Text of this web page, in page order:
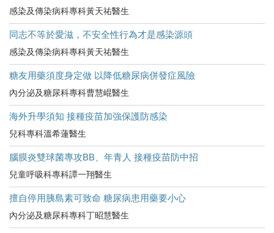
感染及傳染病科專科黃天祐醫生
同志不等於愛滋，不安全性行為才是感染源頭
感染及傳染病科專科黃天祐醫生
糖友用藥須度身定做 以降低糖尿病併發症風險
內分泌及糖尿科專科曹慧崐醫生
海外升學須知 接種疫苗加強保護防感染
兒科專科溫希蓮醫生
腦膜炎雙球菌專攻BB、年青人 接種疫苗防中招
兒童呼吸科專科譚一翔醫生
擅自停用胰島素可致命 糖尿病患用藥要小心
內分泌及糖尿科專科丁昭慧醫生